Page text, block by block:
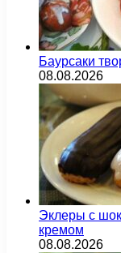
Баурсаки
08.08.2026
Эклеры с
кремом
08.08.2026